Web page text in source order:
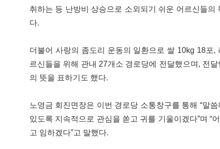
취하는 등 난방비 상승으로 소외되기 쉬운 어르신들
다.
더불어 사랑의 좀도리 운동의 일환으로 쌀 10kg 18포
르신들을 위해 관내 27개소 경로당에 전달했으며, 전
의 뜻을 표하기도 했다.
노영금 회진면장은 이번 경로당 소통창구를 통해 “말
있도록 지속적으로 관심을 쏟고 귀를 기울이겠다”며 “
고 임하겠다”고 말했다.